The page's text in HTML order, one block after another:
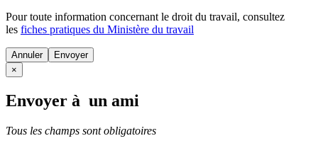
Pour toute information concernant le droit du travail, consultez
les fiches pratiques du Ministère du travail
Annuler
×
Envoyer à un ami
Tous les champs sont obligatoires